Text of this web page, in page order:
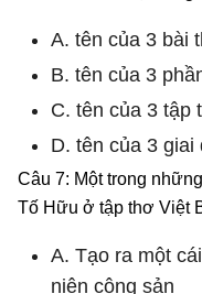
A. tên của 3 bài
B. tên của 3
C. tên của 3 tập
D. tên của 3
Câu 7: Một trong
Tố Hữu ở tập thơ Việt
A. Tạo ra một
niên cộng sản